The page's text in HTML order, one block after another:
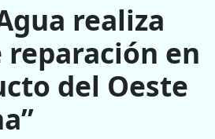
realiza
reparación en
del Oeste